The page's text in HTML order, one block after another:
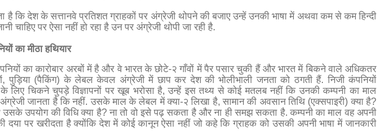
है कि देश के सत्तानवे प्रतिशत ग्राहकों पर अंग्रेजी थोपने की बजाए उन्हें उनकी भाषा में अथवा कम से कम हिन्दी
चाहिए पर ऐसा नहीं हो रहा है उन पर अंग्रेजी थोपी जा रही है.
का मीठा हथियार
का कारोबार अरबों में है और वे भारत के छोटे-२ गाँवों में पैर पसार चुकी हैं और भारत में बिकने वाले अधिकतर
, पुड़िया (पैकिंग) के लेबल केवल अंग्रेजी में छाप कर देश की भोलीभाली जनता को ठगती हैं. निजी कंपनियों
लिए चिकने चुपड़े विज्ञापनों पर खूब भरोसा है,उन्हें इस तथ्य से कोई मतलब नहीं कि उनकी कम्पनी का माल
अंग्रेजी जानता है कि नहीं. उसके माल के लेबल में क्या-२ लिखा है,सामान की अवसान तिथि (एक्सपाइरी) क्या है?
उसके उपयोग की विधि क्या है? ना तो वो इसे पढ़ सकता है और ना ही समझ सकता है. कम्पनी का माल वह अपनी
दया पर खरीदता है क्योंकि देश में कोई कानून ऐसा नहीं जो कहे कि ग्राहक को उसकी अपनी भाषा में जानकारी